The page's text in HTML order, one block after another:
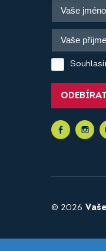
ODEBÍRAT
© 2026